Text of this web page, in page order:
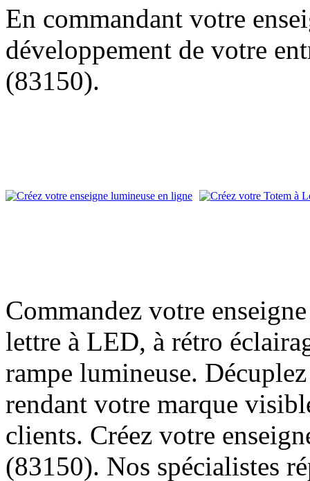
En commandant votre
développement de votre
(83150).
Commandez votre
lettre à LED, à rétro
rampe lumineuse.
rendant votre marque
clients. Créez votre
(83150). Nos spécialistes